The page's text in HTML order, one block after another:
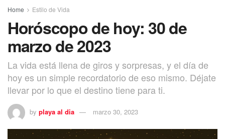
Home Estilo de Vida
Horóscopo de hoy: 30 de
marzo de 2023
La vida está llena de giros y sorpresas, y el día de
hoy es un simple recordatorio de eso mismo. Déjate
llevar por lo que el destino tiene para ti.
by playa al dia marzo 30, 2023